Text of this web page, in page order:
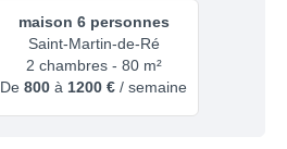
maison 6 personnes
Saint-Martin-de-Ré
2 chambres - 80 m²
De 800 à 1200 € / semaine